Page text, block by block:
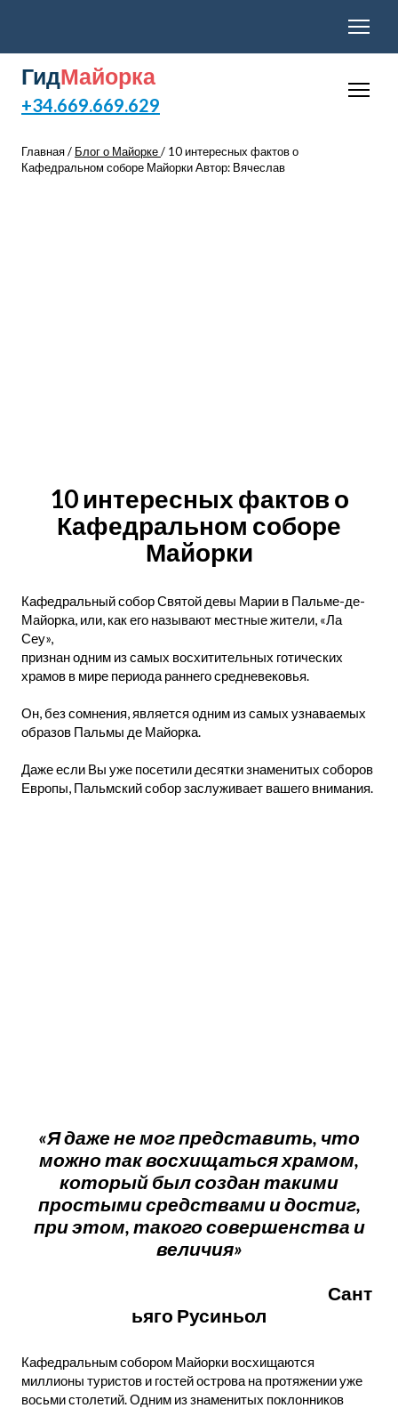
ГидМайорка
+34.669.669.629
Главная / Блог о Майорке/ 10 интересных фактов о
Кафедральном соборе Майорки Автор: Вячеслав
10 интересных фактов о
Кафедральном соборе
Майорки
Кафедральный собор Святой девы Марии в Пальме-де-
Майорка, или, как его называют местные жители, «Ла
Сеу»,
признан одним из самых восхитительных готических
храмов в мире периода раннего средневековья.
Он, без сомнения, является одним из самых узнаваемых
образов Пальмы де Майорка.
Даже если Вы уже посетили десятки знаменитых соборов
Европы, Пальмский собор заслуживает вашего внимания.
«Я даже не мог представить, что
можно так восхищаться храмом,
который был создан такими
простыми средствами и достиг,
при этом, такого совершенства и
величия»
Сант
ьяго Русиньол
Кафедральным собором Майорки восхищаются
миллионы туристов и гостей острова на протяжении уже
восьми столетий. Одним из знаменитых поклонников